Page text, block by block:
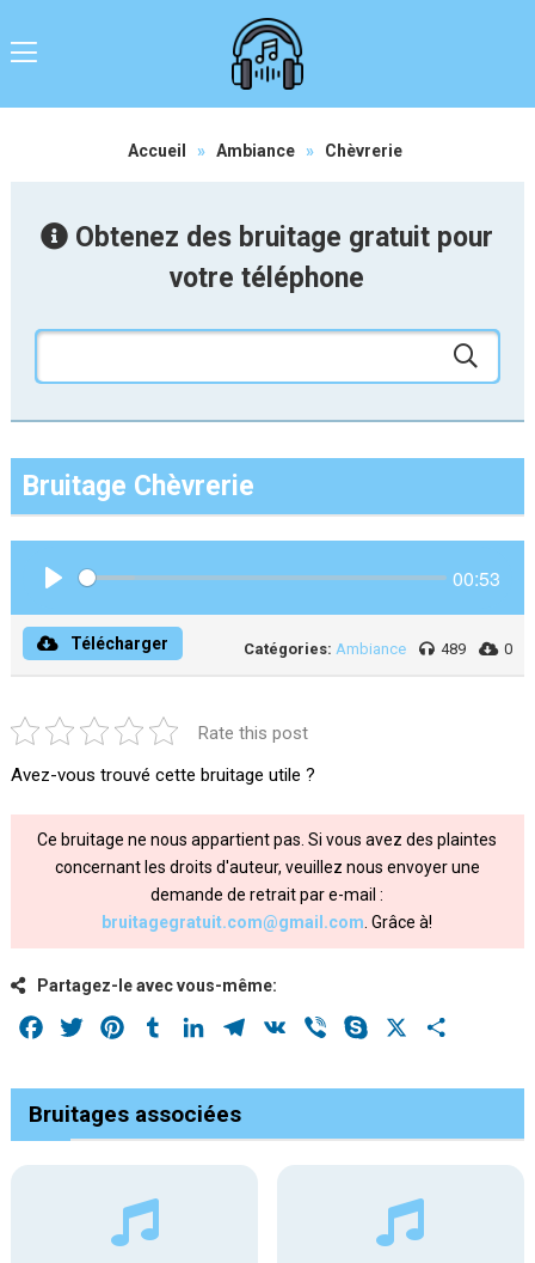
Accueil » Ambiance » Chèvrerie
Obtenez des bruitage gratuit pour
votre téléphone
Bruitage Chèvrerie
00:53
Télécharger Catégories: Ambiance 489 0
Rate this post
Avez-vous trouvé cette bruitage utile ?
Ce bruitage ne nous appartient pas. Si vous avez des plaintes
concernant les droits d'auteur, veuillez nous envoyer une
demande de retrait par e-mail :
bruitagegratuit.com@gmail.com . Grâce à!
Partagez-le avec vous-même:
Facebook
Twitter PinterestTumblrLinkedInTelegram
VK Viber Skype
Bruitages associées